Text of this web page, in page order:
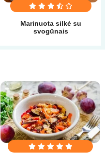
Marinuota silkė su
svogūnais